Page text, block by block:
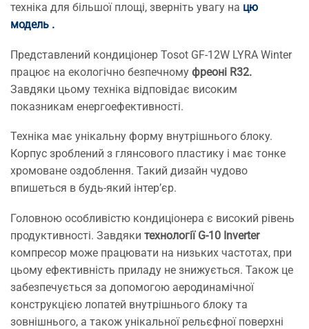
техніка для більшої площі, зверніть увагу на цю
модель .
Представлений кондиціонер Tosot GF-12W LYRA Winter
працює на екологічно безпечному фреоні R32.
Завдяки цьому техніка відповідає високим
показникам енергоефективності.
Техніка має унікальну форму внутрішнього блоку.
Корпус зроблений з глянсового пластику і має тонке
хромоване оздоблення. Такий дизайн чудово
впишеться в будь-який інтер’єр.
Головною особливістю кондиціонера є високий рівень
продуктивності. Завдяки технології G-10 Inverter
компресор може працювати на низьких частотах, при
цьому ефективність приладу не знижується. Також це
забезпечується за допомогою аеродинамічної
конструкцією лопатей внутрішнього блоку та
зовнішнього, а також унікальної рельєфної поверхні